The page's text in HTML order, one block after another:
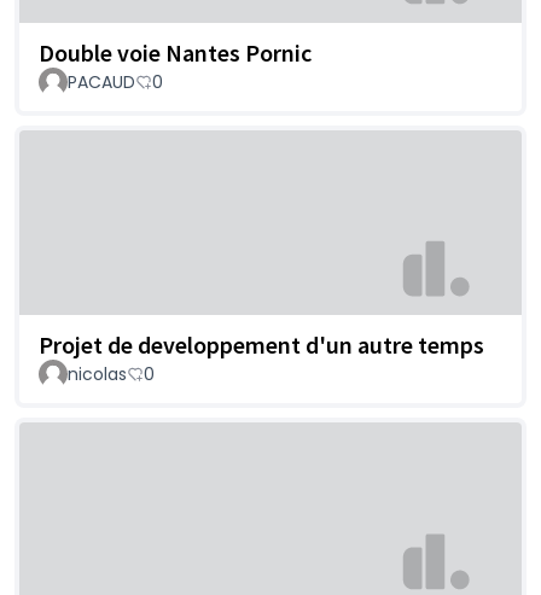
Double voie Nantes Pornic
PACAUD 0
Projet de developpement d'un autre temps
nicolas 0